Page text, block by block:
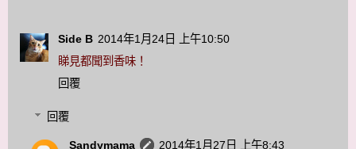
Side B 2014年1月24日 上午10:50
睇見都聞到香味！
回覆
回覆
Sandymama
2014年1月27日 上午8:43